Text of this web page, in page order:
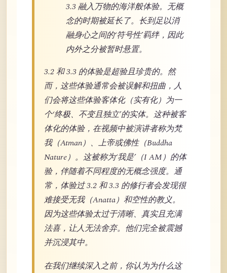
3.3 融入万物的海洋般体验。无概
念的时期被延长了。长到足以消
融身心之间的‘符号性’羁绊，因此
内外之分被暂时悬置。
3.2 和 3.3 的体验是超验且珍贵的。然
而，这些体验通常会被误解和扭曲，人
们会将这些体验客体化（实有化）为一
个‘终极、不变且独立’的实体。这种被客
体化的体验，在视频中被演讲者称为梵
我（Atman）、上帝或佛性（Buddha
Nature）。这被称为‘我是’（I AM）的体
验，伴随着不同程度的无概念强度。通
常，体验过 3.2 和 3.3 的修行者会发现很
难接受无我（Anatta）和空性的教义。
因为这些体验太过于清晰、真实且充满
法喜，让人无法舍弃。他们完全被震撼
并沉浸其中。
在我们继续深入之前，你认为为什么这